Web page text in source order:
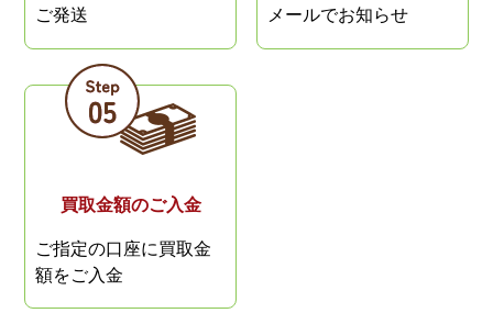
ご発送
メールでお知らせ
買取金額のご入金
ご指定の口座に買取金
額をご入金